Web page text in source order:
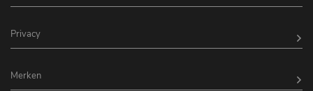
Privacy
Merken